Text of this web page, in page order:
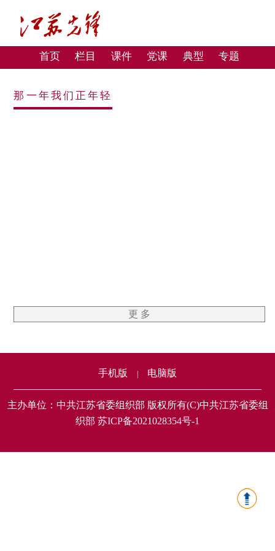
首页 栏目 课件 党课 典型 专题
那一年我们正年轻
更 多
手机版 电脑版
主办单位：中共江苏省委组织部 版权所有(C)中共江苏省委组
织部 苏ICP备2021028354号-1